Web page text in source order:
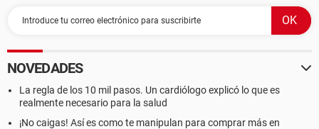
NOVEDADES
La regla de los 10 mil pasos. Un cardiólogo explicó lo que es
realmente necesario para la salud
¡No caigas! Así es como te manipulan para comprar más en